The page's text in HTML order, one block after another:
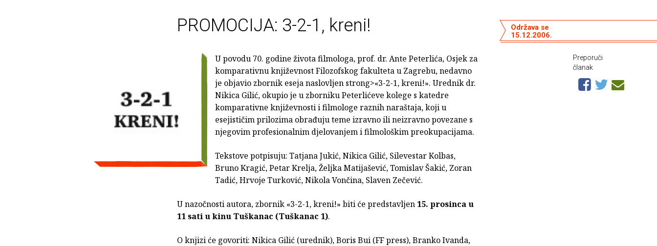
PROMOCIJA: 3-2-1, kreni!
Održava se
15.12.2006.
U povodu 70. godine života filmologa, prof. dr. Ante Peterlića, Osjek za
komparativnu književnost Filozofskog fakulteta u Zagrebu, nedavno
je objavio zbornik eseja naslovljen strong>«3-2-1, kreni!». Urednik dr.
Nikica Gilić, okupio je u zborniku Peterlićeve kolege s katedre
komparativne književnosti i filmologe raznih naraštaja, koji u
esejističim prilozima obrađuju teme izravno ili neizravno povezane s
njegovim profesionalnim djelovanjem i filmološkim preokupacijama.
Tekstove potpisuju: Tatjana Jukić, Nikica Gilić, Silevestar Kolbas,
Bruno Kragić, Petar Krelja, Željka Matijašević, Tomislav Šakić, Zoran
Tadić, Hrvoje Turković, Nikola Vončina, Slaven Zečević.
U nazočnosti autora, zbornik «3-2-1, kreni!» biti će predstavljen 15. prosinca u
11 sati u kinu Tuškanac (Tuškanac 1).
O knjizi će govoriti: Nikica Gilić (urednik), Boris Bui (FF press), Branko Ivanda,
Preporuči
članak